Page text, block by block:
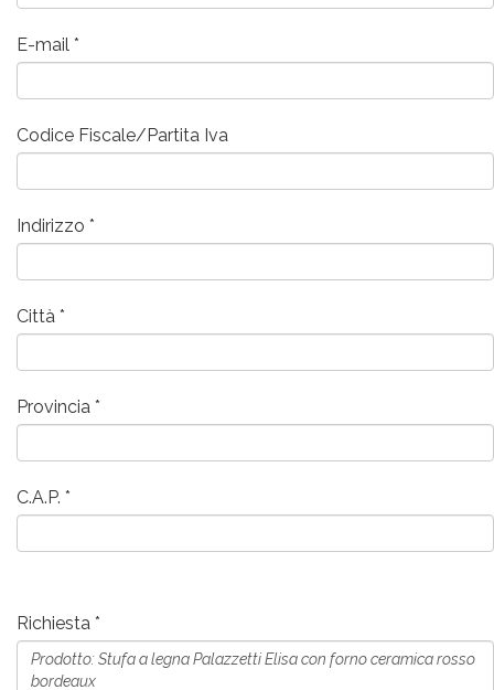
E-mail
Codice Fiscale/Partita Iva
Indirizzo
Città
Provincia
C.A.P.
Richiesta